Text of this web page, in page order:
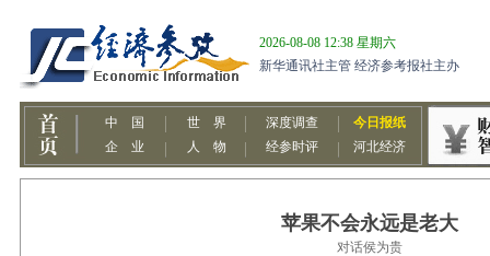
苹果不会永远是老大
对话侯为贵